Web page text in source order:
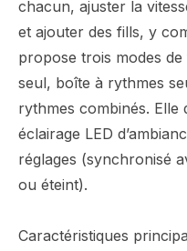
chacun, ajuster la
et ajouter des fills, y
propose trois modes
seul, boîte à rythmes
rythmes combinés. Elle
éclairage LED
réglages (synchronisé
ou éteint).
Caractéristiques